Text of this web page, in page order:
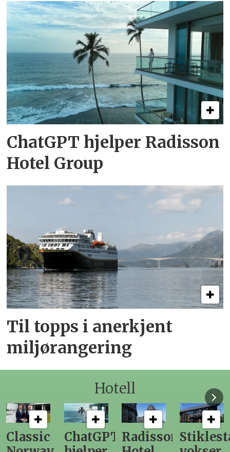
ChatGPT hjelper Radisson
Hotel Group
Til topps i anerkjent
miljørangering
Hotell
Classic
ChatGPT Radisson